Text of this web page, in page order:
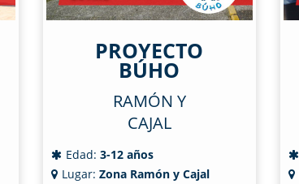
PROYECTO
BÚHO
RAMÓN Y
CAJAL
Edad: 3-12 años
Lugar: Zona Ramón y Cajal